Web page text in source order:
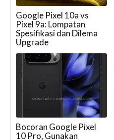
Google Pixel 10a vs
Pixel 9a: Lompatan
Spesifikasi dan Dilema
Upgrade
Bocoran Google Pixel
10 Pro, Gunakan